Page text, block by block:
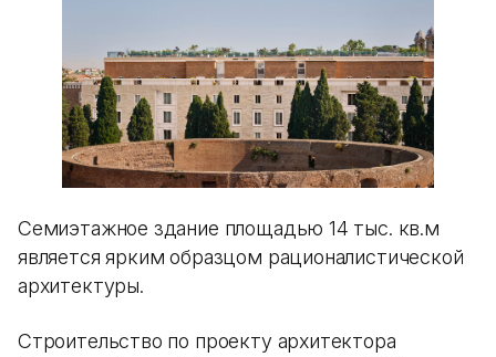
Семиэтажное здание площадью 14 тыс. кв.м
является ярким образцом рационалистической
архитектуры.
Строительство по проекту архитектора